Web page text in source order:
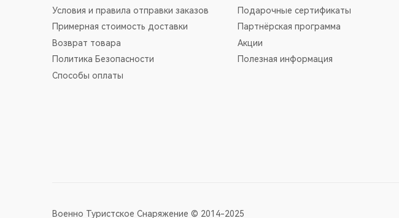
Условия и правила отправки заказов
Примерная стоимость доставки
Возврат товара
Политика Безопасности
Способы оплаты
Подарочные сертификаты
Партнёрская программа
Акции
Полезная информация
Военно Туристское Снаряжение © 2014-2025